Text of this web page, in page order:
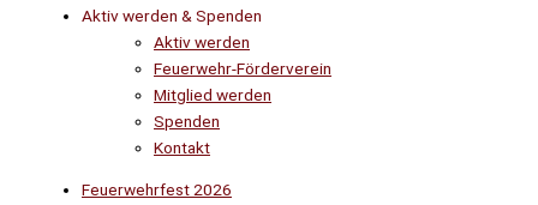
Aktiv werden & Spenden
Aktiv werden
Feuerwehr-Förderverein
Mitglied werden
Spenden
Kontakt
Feuerwehrfest 2026